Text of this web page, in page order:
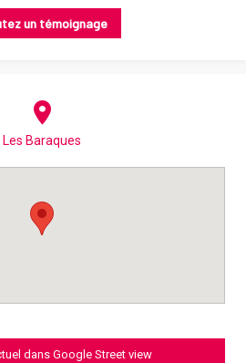
un témoignage
Les Baraques
dans Google Street view